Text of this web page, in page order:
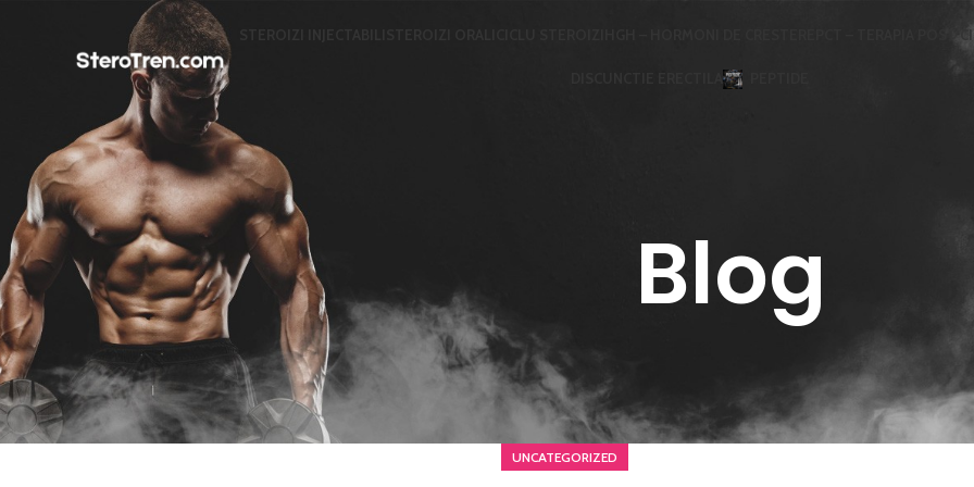
PCT – TERAPIA POST
DISCUNCTIE ERECTILA
Blog
UNCATEGORIZED